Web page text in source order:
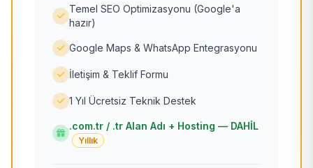
Temel SEO Optimizasyonu (Google'a
hazır)
Google Maps & WhatsApp Entegrasyonu
İletişim & Teklif Formu
1 Yıl Ücretsiz Teknik Destek
.com.tr / .tr Alan Adı + Hosting — DAHİL
Yıllık